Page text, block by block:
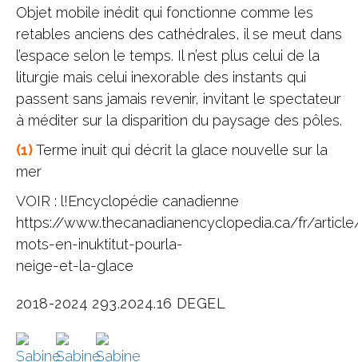
Objet mobile inédit qui fonctionne comme les
retables anciens des cathédrales, il se meut dans
l’espace selon le temps. Il n’est plus celui de la
liturgie mais celui inexorable des instants qui
passent sans jamais revenir, invitant le spectateur
à méditer sur la disparition du paysage des pôles.
(1)Terme inuit qui décrit la glace nouvelle sur la
mer
VOIR : l!Encyclopédie canadienne
https://www.thecanadianencyclopedia.ca/fr/
mots-en-inuktitut-pourla-
neige-et-la-glace
2018-2024 293.2024.16 DEGEL